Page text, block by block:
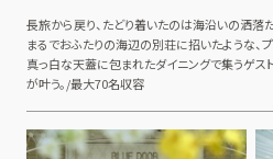
長旅から戻り、たどり着いたのは海沿いの洒落
まるでおふたりの海辺の別荘に招いたような、
真っ白な天蓋に包まれたダイニングで集うゲス
が叶う。/最大70名収容